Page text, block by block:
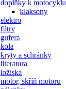
doplňky k motocyklu
klaksony
elektro
filtry
gufera
kola
kryty a schránky
literatura
ložiska
motor, skříň motoru